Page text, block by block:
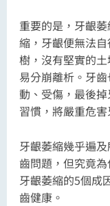
重要的是，牙齦
縮，牙齦便無法
樹，沒有堅實的
易分崩離析。牙
動、受傷，最後
習慣，將嚴重危害
牙齦萎縮幾乎遍
齒問題，但究竟
牙齦萎縮的5個成
齒健康。